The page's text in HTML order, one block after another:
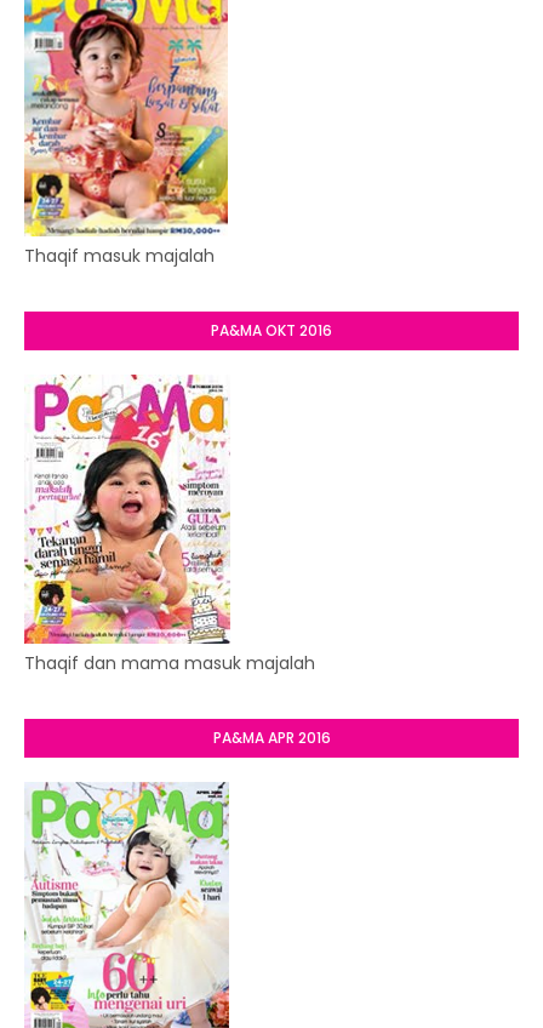
Thaqif masuk majalah
PA&MA OKT 2016
Thaqif dan mama masuk majalah
PA&MA APR 2016